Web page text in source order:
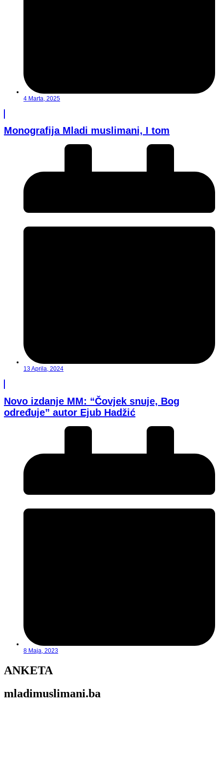
4 Marta, 2025
Monografija Mladi muslimani, I tom
13 Aprila, 2024
Novo izdanje MM: “Čovjek snuje, Bog
određuje” autor Ejub Hadžić
8 Maja, 2023
ANKETA
mladimuslimani.ba